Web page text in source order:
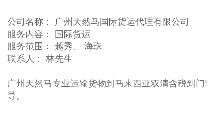
公司名称： 广州天然马国际货运代理有限公司
服务内容： 国际货运
服务范围： 越秀、 海珠
联系人： 林先生
广州天然马专业运输货物到马来西亚双清含税到门!
导。